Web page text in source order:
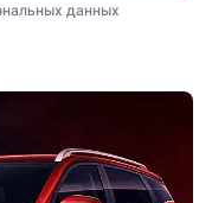
данных